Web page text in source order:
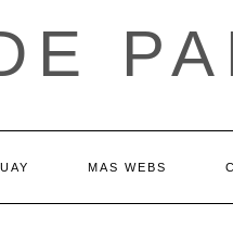
MAS WEBS